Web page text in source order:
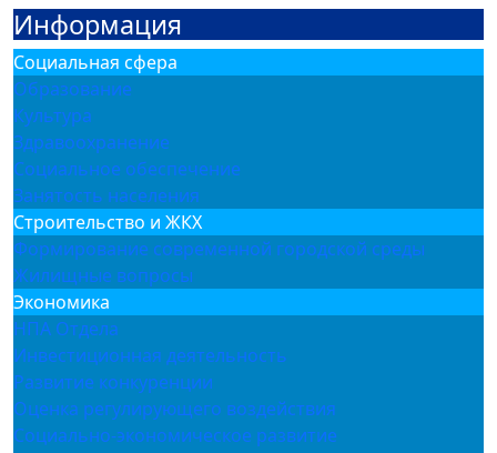
Информация
Социальная сфера
Образование
Культура
Здравоохранение
Социальное обеспечение
Занятость населения
Строительство и ЖКХ
Формирование современной городской среды
Жилищные вопросы
Экономика
НПА Отдела
Инвестиционная деятельность
Развитие конкуренции
Оценка регулирующего воздействия
Социально-экономическое развитие